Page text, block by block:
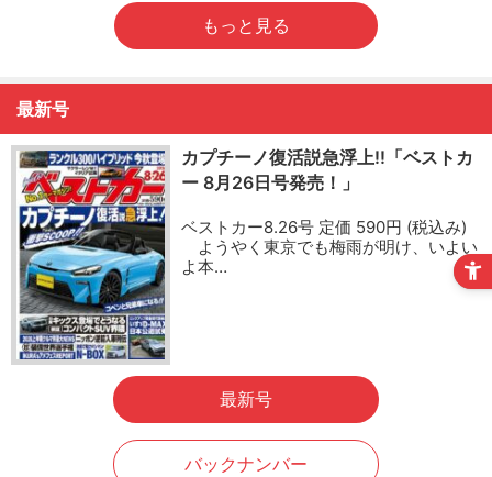
もっと見る
最新号
カプチーノ復活説急浮上!!「ベストカ
ー 8月26日号発売！」
ベストカー8.26号 定価 590円 (税込み)
ようやく東京でも梅雨が明け、いよい
よ本…
最新号
バックナンバー